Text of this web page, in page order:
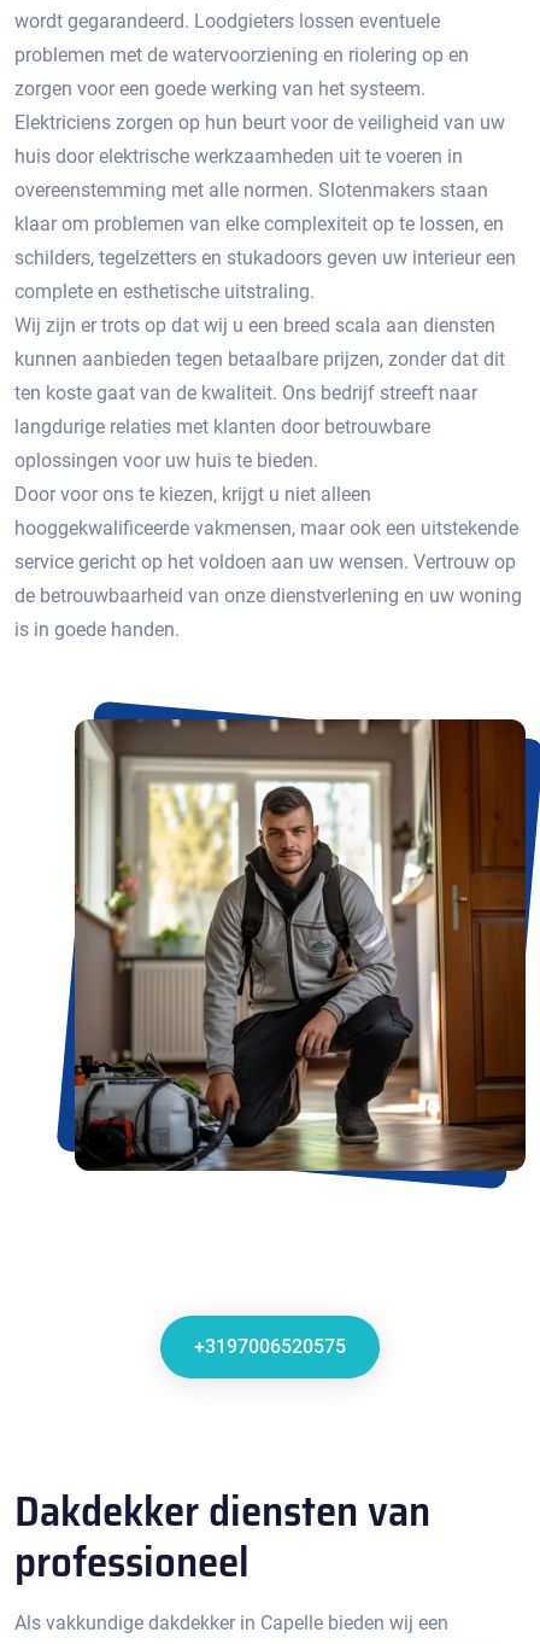
wordt gegarandeerd. Loodgieters lossen eventuele
problemen met de watervoorziening en riolering op en
zorgen voor een goede werking van het systeem.
Elektriciens zorgen op hun beurt voor de veiligheid van uw
huis door elektrische werkzaamheden uit te voeren in
overeenstemming met alle normen. Slotenmakers staan ​​
klaar om problemen van elke complexiteit op te lossen, en
schilders, tegelzetters en stukadoors geven uw interieur een
complete en esthetische uitstraling.
Wij zijn er trots op dat wij u een breed scala aan diensten
kunnen aanbieden tegen betaalbare prijzen, zonder dat dit
ten koste gaat van de kwaliteit. Ons bedrijf streeft naar
langdurige relaties met klanten door betrouwbare
oplossingen voor uw huis te bieden.
Door voor ons te kiezen, krijgt u niet alleen
hooggekwalificeerde vakmensen, maar ook een uitstekende
service gericht op het voldoen aan uw wensen. Vertrouw op
de betrouwbaarheid van onze dienstverlening en uw woning
is in goede handen.
+3197006520575
Dakdekker diensten van
professioneel
Als vakkundige dakdekker in Capelle bieden wij een